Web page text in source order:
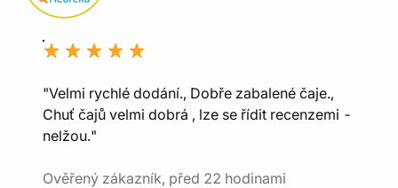
"Velmi rychlé dodání., Dobře zabalené čaje.,
Chuť čajů velmi dobrá , lze se řídit recenzemi -
nelžou."
Ověřený zákazník, před 22 hodinami